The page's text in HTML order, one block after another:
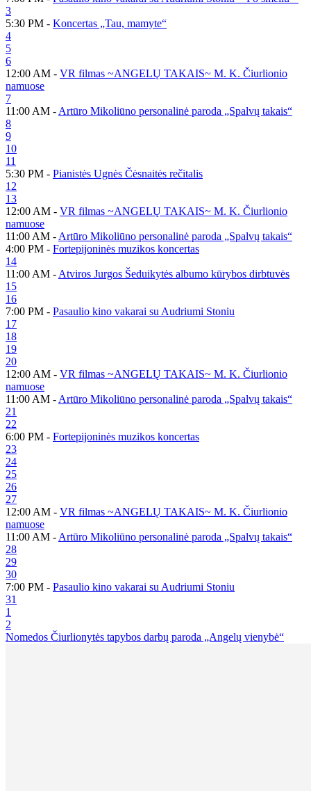
3
5:30 PM - Koncertas „Tau, mamyte“
4
5
6
12:00 AM - VR filmas ~ANGELŲ TAKAIS~ M. K. Čiurlionio
namuose
7
11:00 AM - Artūro Mikoliūno personalinė paroda „Spalvų takais“
8
9
10
11
5:30 PM - Pianistės Ugnės Čėsnaitės rečitalis
12
13
12:00 AM - VR filmas ~ANGELŲ TAKAIS~ M. K. Čiurlionio
namuose
11:00 AM - Artūro Mikoliūno personalinė paroda „Spalvų takais“
4:00 PM - Fortepijoninės muzikos koncertas
14
11:00 AM - Atviros Jurgos Šeduikytės albumo kūrybos dirbtuvės
15
16
7:00 PM - Pasaulio kino vakarai su Audriumi Stoniu
17
18
19
20
12:00 AM - VR filmas ~ANGELŲ TAKAIS~ M. K. Čiurlionio
namuose
11:00 AM - Artūro Mikoliūno personalinė paroda „Spalvų takais“
21
22
6:00 PM - Fortepijoninės muzikos koncertas
23
24
25
26
27
12:00 AM - VR filmas ~ANGELŲ TAKAIS~ M. K. Čiurlionio
namuose
11:00 AM - Artūro Mikoliūno personalinė paroda „Spalvų takais“
28
29
30
7:00 PM - Pasaulio kino vakarai su Audriumi Stoniu
31
1
2
Nomedos Čiurlionytės tapybos darbų paroda „Angelų vienybė“